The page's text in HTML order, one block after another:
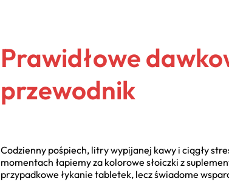
Prawidłowe
przewodnik
Codzienny pośpiech, litry wypijanej kawy i ciągły
momentach łapiemy za kolorowe słoiczki z
przypadkowe łykanie tabletek, lecz świadome